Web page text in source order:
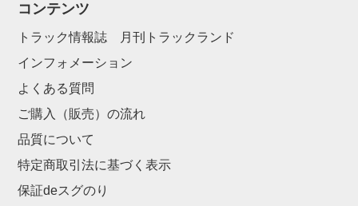
コンテンツ
トラック情報誌 月刊トラックランド
インフォメーション
よくある質問
ご購入（販売）の流れ
品質について
特定商取引法に基づく表示
保証deスグのり